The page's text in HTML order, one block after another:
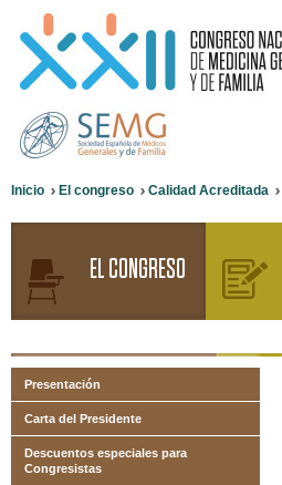
Inicio El congreso Calidad Acreditada
EL CONGRESO
Presentación
Carta del Presidente
Descuentos especiales para
Congresistas